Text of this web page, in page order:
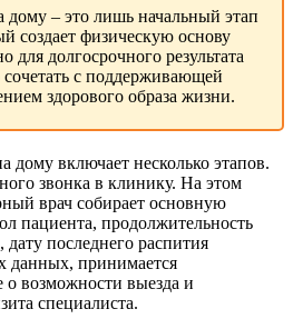
дому – это лишь начальный этап
создает физическую основу
для долгосрочного результата
сочетать с поддерживающей
здорового образа жизни.
дому включает несколько этапов.
звонка в клинику. На этом
врач собирает основную
пациента, продолжительность
дату последнего распития
данных, принимается
о возможности выезда и
специалиста.